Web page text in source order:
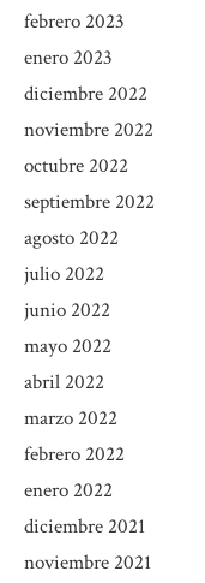
febrero 2023
enero 2023
diciembre 2022
noviembre 2022
octubre 2022
septiembre 2022
agosto 2022
julio 2022
junio 2022
mayo 2022
abril 2022
marzo 2022
febrero 2022
enero 2022
diciembre 2021
noviembre 2021